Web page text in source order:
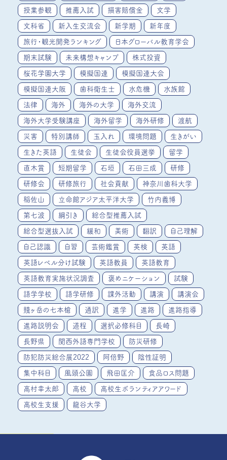
授業参観 推薦入試 損害賠償金 文学
文科省 新入生交流会 新学期 新年度
旅行・観光開発ランキング 日本グローバル教育学会
期末試験 未来構想キャンプ 株式投資
桜花学園大学 模擬国連 模擬国連大会
模擬国連大阪 歯科衛生士 水危機 水族館
法律 海外 海外の大学 海外交流
海外大学受験講座 海外留学 海外研修 渡航
災害 特別講師 玉入れ 環境問題 生きがい
生きた英語 生徒会 生徒会役員選挙 留学
直木賞 短期留学 石垣 石田三成 研修
研修会 研修旅行 社会貢献 神奈川歯科大学
稲佐山 立命館アジア太平洋大学 竹内義博
第七波 綱引き 総合型推薦入試
総合型選抜入試 緩和 美術 翻訳 自己理解
自己認識 自習 芸術鑑賞 英検 英語
英語レベル分け試験 英語教員 英語教育
英語教育実施状況調査 褒めニケーション 試験
語学学校 語学研修 課外活動 講演 講演会
賤ヶ岳の七本槍 通訳 進学 進路 進路指導
進路説明会 道程 選択必修科目 長崎
長野県 関西外語専門学校 防災研修
防犯防災総合展2022 阿倍野 陰性証明
集中科目 風頭公園 飛田匡介 食品ロス問題
高村幸太郎 高校 高校生ボランティアアワード
高校生支援 龍谷大学